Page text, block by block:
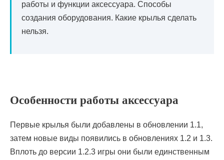
работы и функции аксессуара. Способы
создания оборудования. Какие крылья сделать
нельзя.
Особенности работы аксессуара
Первые крылья были добавлены в обновлении 1.1,
затем новые виды появились в обновлениях 1.2 и 1.3.
Вплоть до версии 1.2.3 игры они были единственным